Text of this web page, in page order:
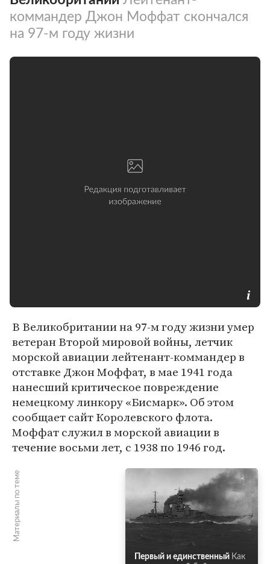
коммандер Джон Моффат скончался
на 97-м году жизни
В Великобритании на 97-м году жизни умер
ветеран Второй мировой войны, летчик
морской авиации лейтенант-коммандер в
отставке Джон Моффат, в мае 1941 года
нанесший критическое повреждение
немецкому линкору «Бисмарк». Об этом
сообщает сайт Королевского флота.
Моффат служил в морской авиации в
течение восьми лет, с 1938 по 1946 год.
Материалы по теме
Первый и единственный Как